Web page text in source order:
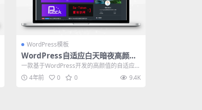
WordPress模板
WordPress自适应白天暗夜高颜值
无刷新加载首页支持三种布局 v2.4
一款基于WordPress开发的高颜值的自适应主
题，支持白天与黑夜模式。首页支持...
4年前 0 0 9.4K